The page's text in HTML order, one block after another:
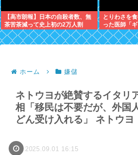
【高市朗報】日本の自殺者数、無
茶苦茶減って史上初の2万人割
れ。無茶苦茶生きやすい国になっ
てる件www
とりわさを
った医師「
になって本
良かったと
ホーム 嫌儲
ネトウヨが絶賛するイタリ
相「移民は不要だが、外国
どん受け入れる」 ネトウヨ
2025.09.01 16:15